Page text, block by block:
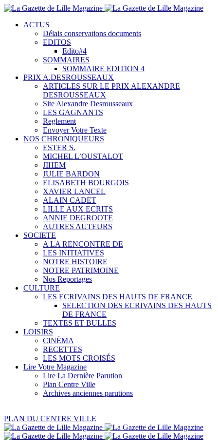
ACTUS
Délais conservations documents
EDITOS
Edito#4
SOMMAIRES
SOMMAIRE EDITION 4
PRIX A.DESROUSSEAUX
ARTICLES SUR LE PRIX ALEXANDRE
DESROUSSEAUX
Site Alexandre Desrousseaux
LES GAGNANTS
Reglement
Envoyer Votre Texte
NOS CHRONIQUEURS
ESTER S.
MICHEL L’OUSTALOT
JIHEM
JULIE BARDON
ELISABETH BOURGOIS
XAVIER LANCEL
ALAIN CADET
LILLE AUX ECRITS
ANNIE DEGROOTE
AUTRES AUTEURS
SOCIETE
A LA RENCONTRE DE
LES INITIATIVES
NOTRE HISTOIRE
NOTRE PATRIMOINE
Nos Reportages
CULTURE
LES ECRIVAINS DES HAUTS DE FRANCE
SELECTION DES ECRIVAINS DES HAUTS
DE FRANCE
TEXTES ET BULLES
LOISIRS
CINÉMA
RECETTES
LES MOTS CROISÉS
Lire Votre Magazine
Lire La Dernière Parution
Plan Centre Ville
Archives anciennes parutions
PLAN DU CENTRE VILLE